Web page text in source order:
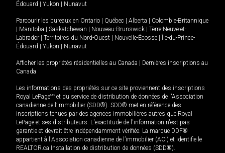
Édouard
Yukon Nunavut
Parcourir les bureaux en Ontario Québec Alberta
Colombie-Britannique
Manitoba Saskatchewan Nouveau-Brunswick
Terre-Neuve-et-
Labrador
Territoires du Nord-Ouest Nouvelle-Écosse
Île-du-Prince-
Édouard
Yukon Nunavut
Afficher les propriétés résidentielles au Canada
Dernières inscriptions au
Canada
Les informations des propriétés sur ce site proviennent des inscriptions
Royal LePageMD et du service de distribution de données de l'Association
canadienne de l’immobilier (SDD®). SDD® met en référence des
inscriptions tenues par des agences immobilières autres que Royal
LePage et ses distributeurs. L'exactitude de l'information n'est pas
garantie et devrait être indépendamment vérifiée. La marque DDF®
appartient à l'Association canadienne de l’immobilier (ACI) et identifie le
REALTOR.ca Installation de distribution de données (SDD®).